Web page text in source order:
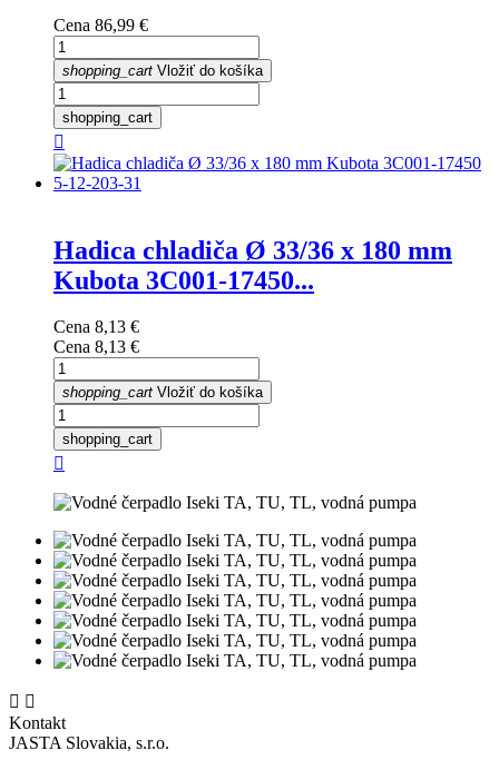
Cena 86,99 €
shopping_cart Vložiť do košíka
shopping_cart

Hadica chladiča Ø 33/36 x 180 mm
Kubota 3C001-17450...
Cena 8,13 €
Cena 8,13 €
shopping_cart Vložiť do košíka
shopping_cart

 
Kontakt
JASTA Slovakia, s.r.o.